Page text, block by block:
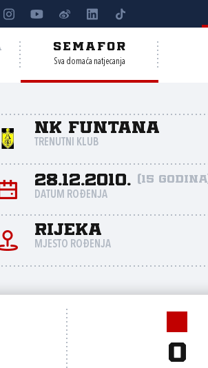
SEMAFOR
Sva domaća natjecanja
NK Funtana
TRENUTNI KLUB
28.12.2010. (15 godina)
DATUM ROĐENJA
Rijeka
MJESTO ROĐENJA
0